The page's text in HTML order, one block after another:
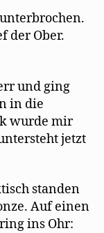
der Ober.
und ging
in die
wurde mir
jetzt
standen
Auf einen
ins Ohr: